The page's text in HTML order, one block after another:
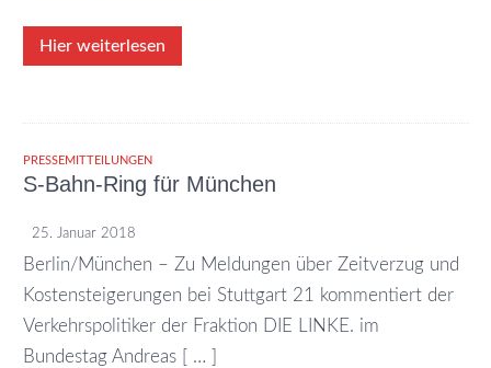
Hier weiterlesen
PRESSEMITTEILUNGEN
S-Bahn-Ring für München
25. Januar 2018
Berlin/München – Zu Meldungen über Zeitverzug und
Kostensteigerungen bei Stuttgart 21 kommentiert der
Verkehrspolitiker der Fraktion DIE LINKE. im
Bundestag Andreas [ … ]